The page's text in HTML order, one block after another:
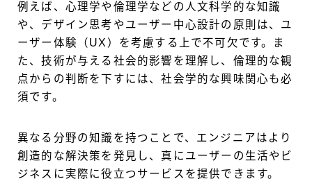
例えば、心理学や倫理学などの人文科学的な知識
や、デザイン思考やユーザー中心設計の原則は、ユ
ーザー体験（UX）を考慮する上で不可欠です。ま
た、技術が与える社会的影響を理解し、倫理的な観
点からの判断を下すには、社会学的な興味関心も必
須です。
異なる分野の知識を持つことで、エンジニアはより
創造的な解決策を発見し、真にユーザーの生活やビ
ジネスに実際に役立つサービスを提供できます。